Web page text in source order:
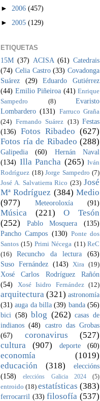
► 2006 (457)
► 2005 (129)
ETIQUETAS
15M (37) ACISA (61) Catedrais
(74) Celia Castro (33) Covadonga
Suárez
(29)
Eduardo Gutiérrez
(44) Emilio Piñeiroa (41) Enrique
Sampedro
(8)
Evaristo
Lombardero (131) Farruco Graña
(24) Fernando Suárez (13) Festas
(136)
Fotos Ribadeo (627)
Fotos ría de Ribadeo (288)
Galipedia (60)
Hernán Naval
(134) Illa Pancha (265) Iván
Rodríguez (18) Jorge Sampedro (7)
José A. Salvatierra Rico (23) José
Mª Rodríguez (384) Medio
(977)
Meteoroloxía (91)
Música (221)
O Tesón
(252)
Pablo Mosquera
(135)
Pancho Campos (130) Ponte dos
Santos (15) Primi Nécega (11) ReC
(16)
Recuncho da lectura
(63)
Suso Fernández (143) Xira (19)
Xosé Carlos Rodríguez Rañón
(54)
Xosé Isidro Fernández (12)
arquitectura (321) astronomía
(31) auga da billa (39) banda (56)
bici (58) blog (262) casas de
indianos (48)
castro das Grobas
(67)
coronavirus
(527)
cultura
(907) deporte (60)
economía
(1019)
educación
(318)
eleccións
(158)
eleccións Galicia 2024 (5)
entroido (18) estatísticas (383)
ferrocarril (33) filosofía (537)